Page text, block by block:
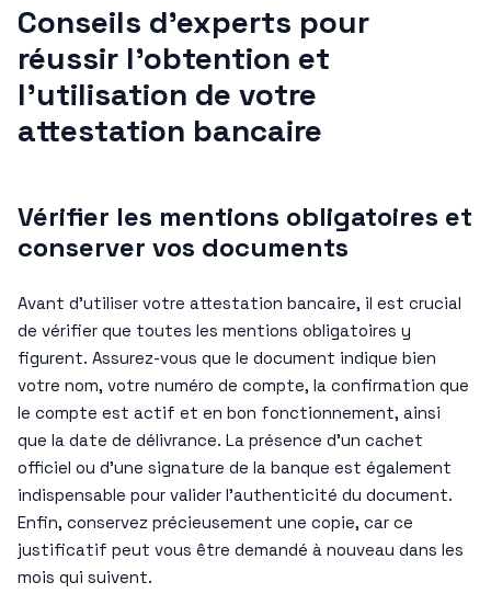
Conseils d’experts pour
réussir l’obtention et
l’utilisation de votre
attestation bancaire
Vérifier les mentions obligatoires et
conserver vos documents
Avant d’utiliser votre attestation bancaire, il est crucial
de vérifier que toutes les mentions obligatoires y
figurent. Assurez-vous que le document indique bien
votre nom, votre numéro de compte, la confirmation que
le compte est actif et en bon fonctionnement, ainsi
que la date de délivrance. La présence d’un cachet
officiel ou d’une signature de la banque est également
indispensable pour valider l’authenticité du document.
Enfin, conservez précieusement une copie, car ce
justificatif peut vous être demandé à nouveau dans les
mois qui suivent.